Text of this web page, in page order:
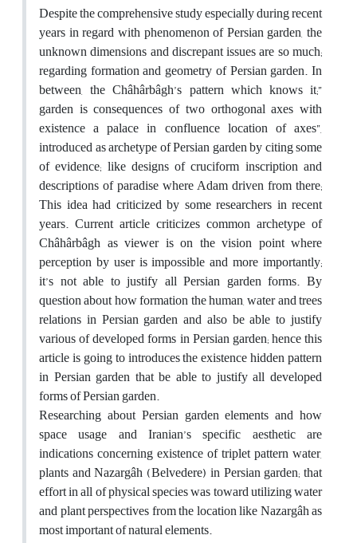
Despite the comprehensive study especially during recent
years in regard with phenomenon of Persian garden, the
unknown dimensions and discrepant issues are so much;
regarding formation and geometry of Persian garden. In
between, the Châhârbâgh’s pattern which knows it;”
garden is consequences of two orthogonal axes with
existence a palace in confluence location of axes”,
introduced as archetype of Persian garden by citing some
of evidence; like designs of cruciform inscription and
descriptions of paradise where Adam driven from there;
This idea had criticized by some researchers in recent
years. Current article criticizes common archetype of
Châhârbâgh as viewer is on the vision point where
perception by user is impossible and more importantly;
it’s not able to justify all Persian garden forms. By
question about how formation the human, water and trees
relations in Persian garden and also be able to justify
various of developed forms in Persian garden; hence this
article is going to introduces the existence hidden pattern
in Persian garden that be able to justify all developed
forms of Persian garden.
Researching about Persian garden elements and how
space usage and Iranian’s specific aesthetic are
indications concerning existence of triplet pattern water,
plants and Nazargâh (Belvedere) in Persian garden; that
effort in all of physical species was toward utilizing water
and plant perspectives from the location like Nazargâh as
most important of natural elements.